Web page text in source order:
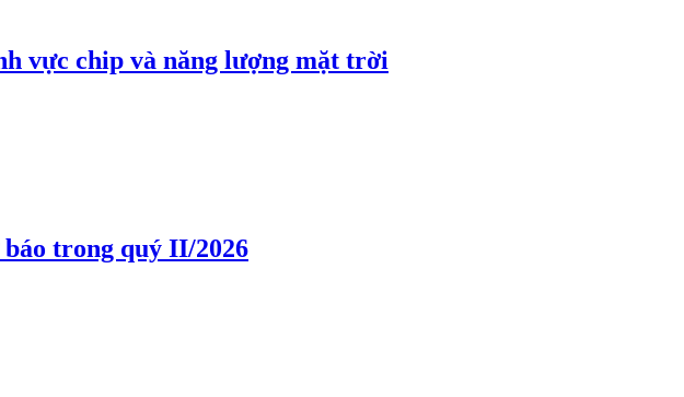
vực chip và năng lượng mặt trời
trong quý II/2026